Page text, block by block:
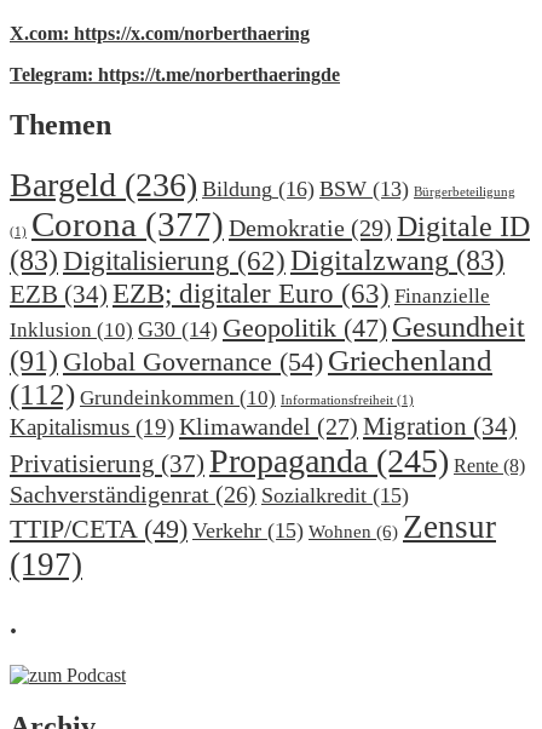
X.com: https://x.com/norberthaering
Telegram: https://t.me/norberthaeringde
Themen
Bargeld (236) Bildung (16) BSW (13) Bürgerbeteiligung
(1) Corona (377) Demokratie (29) Digitale ID
(83) Digitalisierung (62) Digitalzwang (83)
EZB (34) EZB; digitaler Euro (63) Finanzielle
Inklusion (10) G30 (14) Geopolitik (47) Gesundheit
(91) Global Governance (54) Griechenland
(112) Grundeinkommen (10) Informationsfreiheit (1)
Kapitalismus (19)Klimawandel (27) Migration (34)
Privatisierung (37) Propaganda (245) Rente (8)
Sachverständigenrat (26) Sozialkredit (15)
TTIP/CETA(49) Verkehr (15) Wohnen (6) Zensur
(197)
.